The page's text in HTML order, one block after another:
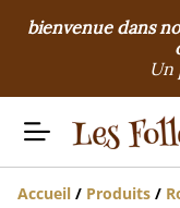
bienvenue dans
Un
Accueil / Produits /